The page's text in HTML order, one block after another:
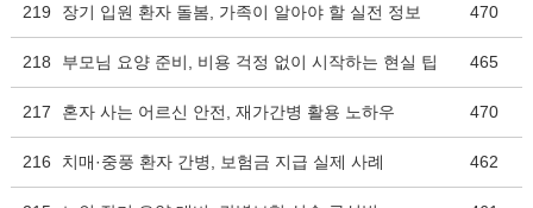
219 장기 입원 환자 돌봄, 가족이 알아야 할 실전 정보 470
218 부모님 요양 준비, 비용 걱정 없이 시작하는 현실 팁 465
217 혼자 사는 어르신 안전, 재가간병 활용 노하우 470
216 치매·중풍 환자 간병, 보험금 지급 실제 사례 462